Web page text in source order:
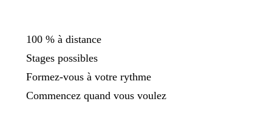
100 % à distance
Stages possibles
Formez-vous à votre rythme
Commencez quand vous voulez